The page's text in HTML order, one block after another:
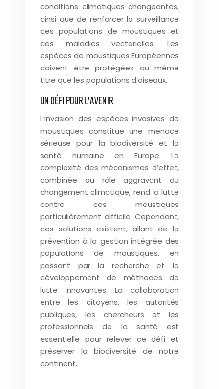
conditions climatiques changeantes,
ainsi que de renforcer la surveillance
des populations de moustiques et
des maladies vectorielles. Les
espèces de moustiques Européennes
doivent être protégées au même
titre que les populations d’oiseaux.
UN DÉFI POUR L’AVENIR
L’invasion des espèces invasives de
moustiques constitue une menace
sérieuse pour la biodiversité et la
santé humaine en Europe. La
complexité des mécanismes d’effet,
combinée au rôle aggravant du
changement climatique, rend la lutte
contre ces moustiques
particulièrement difficile. Cependant,
des solutions existent, allant de la
prévention à la gestion intégrée des
populations de moustiques, en
passant par la recherche et le
développement de méthodes de
lutte innovantes. La collaboration
entre les citoyens, les autorités
publiques, les chercheurs et les
professionnels de la santé est
essentielle pour relever ce défi et
préserver la biodiversité de notre
continent.